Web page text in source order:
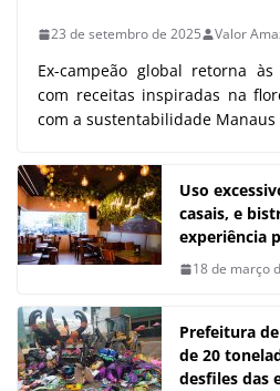
23 de setembro de 2025 Valor
Ex-campeão global retorna
com receitas inspiradas na
com a sustentabilidade Manaus
Uso
casais, e
experiência
18 de março
Prefeitura
de 20
desfiles das